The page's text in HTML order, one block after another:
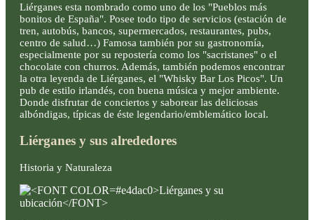
Liérganes esta nombrado como uno de los "Pueblos más
bonitos de España". Posee todo tipo de servicios (estación de
tren, autobús, bancos, supermercados, restaurantes, pubs,
centro de salud…) Famosa también por su gastronomía,
especialmente por su repostería como los "sacristanes" o el
chocolate con churros. Además, también podemos encontrar
la otra leyenda de Liérganes, el "Whisky Bar Los Picos". Un
pub de estilo irlandés, con buena música y mejor ambiente.
Donde disfrutar de conciertos y saborear las deliciosas
albóndigas, típicas de éste legendario/emblemático local.
Liérganes y sus alrededores
Historia y Naturaleza